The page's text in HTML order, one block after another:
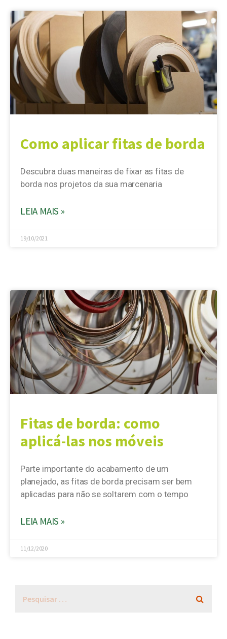
Como aplicar fitas de borda
Descubra duas maneiras de fixar as fitas de
borda nos projetos da sua marcenaria
LEIA MAIS »
19/10/2021
Fitas de borda: como
aplicá-las nos móveis
Parte importante do acabamento de um
planejado, as fitas de borda precisam ser bem
aplicadas para não se soltarem com o tempo
LEIA MAIS »
11/12/2020